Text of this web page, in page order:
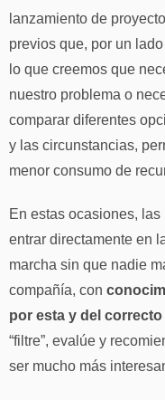
lanzamiento de
previos que, por un
lo que creemos que
nuestro problema o
comparar diferentes
y las circunstancias,
menor consumo de
En estas ocasiones,
entrar directamente en
marcha sin que nadie
compañía, con
por esta y del
“filtre”, evalúe y
ser mucho más